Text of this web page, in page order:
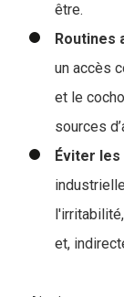
être.
Routines
un accès
et le
sources
Éviter les
et,